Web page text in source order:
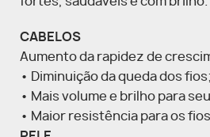
CABELOS
Aumento da rapidez de
• Diminuição da queda dos fios;
• Mais volume e brilho para
• Maior resistência para os